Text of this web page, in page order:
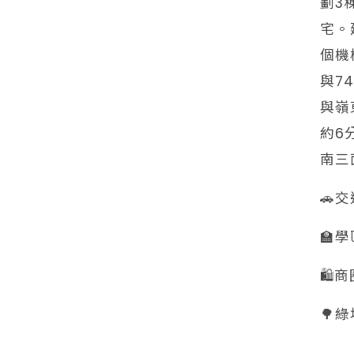
宅
個機
與
與嶺
約6
南
🚗交
🏫
🛍️商
🌳